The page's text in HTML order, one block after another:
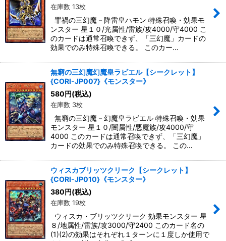
在庫数 13枚
罪禍の三幻魔－降雷皇ハモン 特殊召喚・効果モ
ンスター 星１０/光属性/雷族/攻4000/守4000 こ
のカードは通常召喚できず、「三幻魔」カードの
効果でのみ特殊召喚できる。 このカー…
無窮の三幻魔幻魔皇ラビエル【シークレット】
{CORI-JP007}《モンスター》
580円(税込)
在庫数 3枚
無窮の三幻魔－幻魔皇ラビエル 特殊召喚・効果
モンスター 星１０/闇属性/悪魔族/攻4000/守
4000 このカードは通常召喚できず、「三幻魔」
カードの効果でのみ特殊召喚できる。 この…
ウィスカブリッツクリーク【シークレット】
{CORI-JP010}《モンスター》
380円(税込)
在庫数 19枚
ウィスカ・ブリッツクリーク 効果モンスター 星
８/地属性/雷族/攻3000/守2400 このカード名の
(1)(2)の効果はそれぞれ１ターンに１度しか使用で